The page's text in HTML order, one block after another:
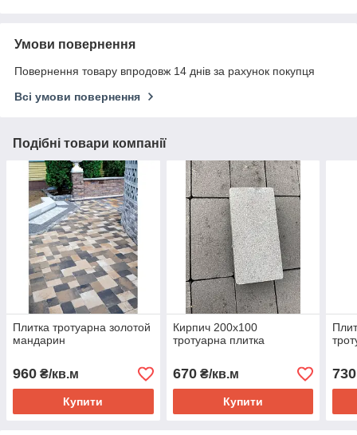
Умови повернення
Повернення товару впродовж 14 днів за рахунок покупця
Всі умови повернення
Подібні товари компанії
Плитка тротуарна золотой
мандарин
960 ₴/кв.м
Купити
Кирпич 200х100
тротуарна плитка
670₴/кв.м
Купити
730